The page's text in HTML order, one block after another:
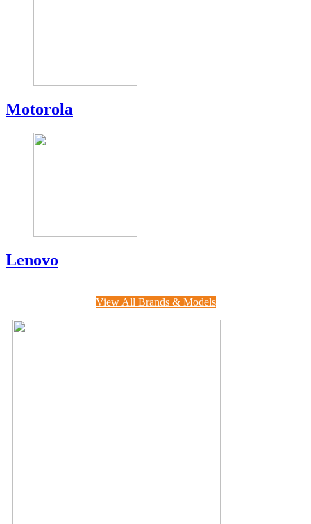
Motorola
Lenovo
View All Brands & Models